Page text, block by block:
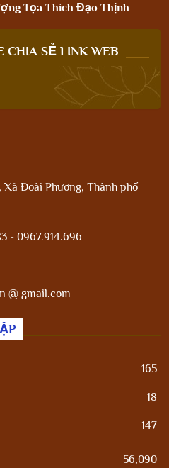
Tọa Thích Đạo Thịnh
CHIA SẺ LINK WEB
Xã Đoài Phương, Thành phố
- 0967.914.696
@ gmail.com
165
18
147
56,090